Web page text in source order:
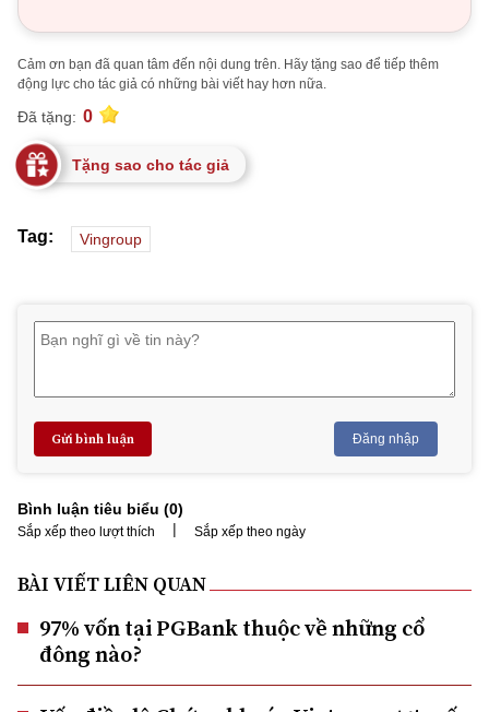
Cảm ơn bạn đã quan tâm đến nội dung trên. Hãy tặng sao để tiếp thêm
động lực cho tác giả có những bài viết hay hơn nữa.
Đã tặng: 0
Tặng sao cho tác giả
Tag: Vingroup
Gửi bình luận Đăng nhập
Bình luận tiêu biểu (0)
Sắp xếp theo lượt thích | Sắp xếp theo ngày
BÀI VIẾT LIÊN QUAN
97% vốn tại PGBank thuộc về những cổ
đông nào?